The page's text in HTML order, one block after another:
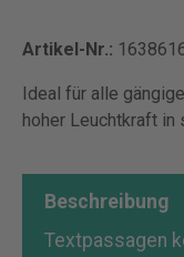
Artikel-Nr.:
Ideal für alle
hoher Leuchtkraft in
Beschreibung
Textpassagen